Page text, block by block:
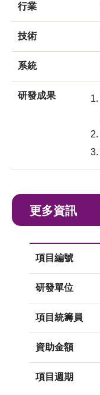
行業
技術
系統
研發成果
更多資訊
項目編號
研發單位
項目統籌員
資助金額
項目週期